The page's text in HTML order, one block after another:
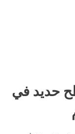
حديد في